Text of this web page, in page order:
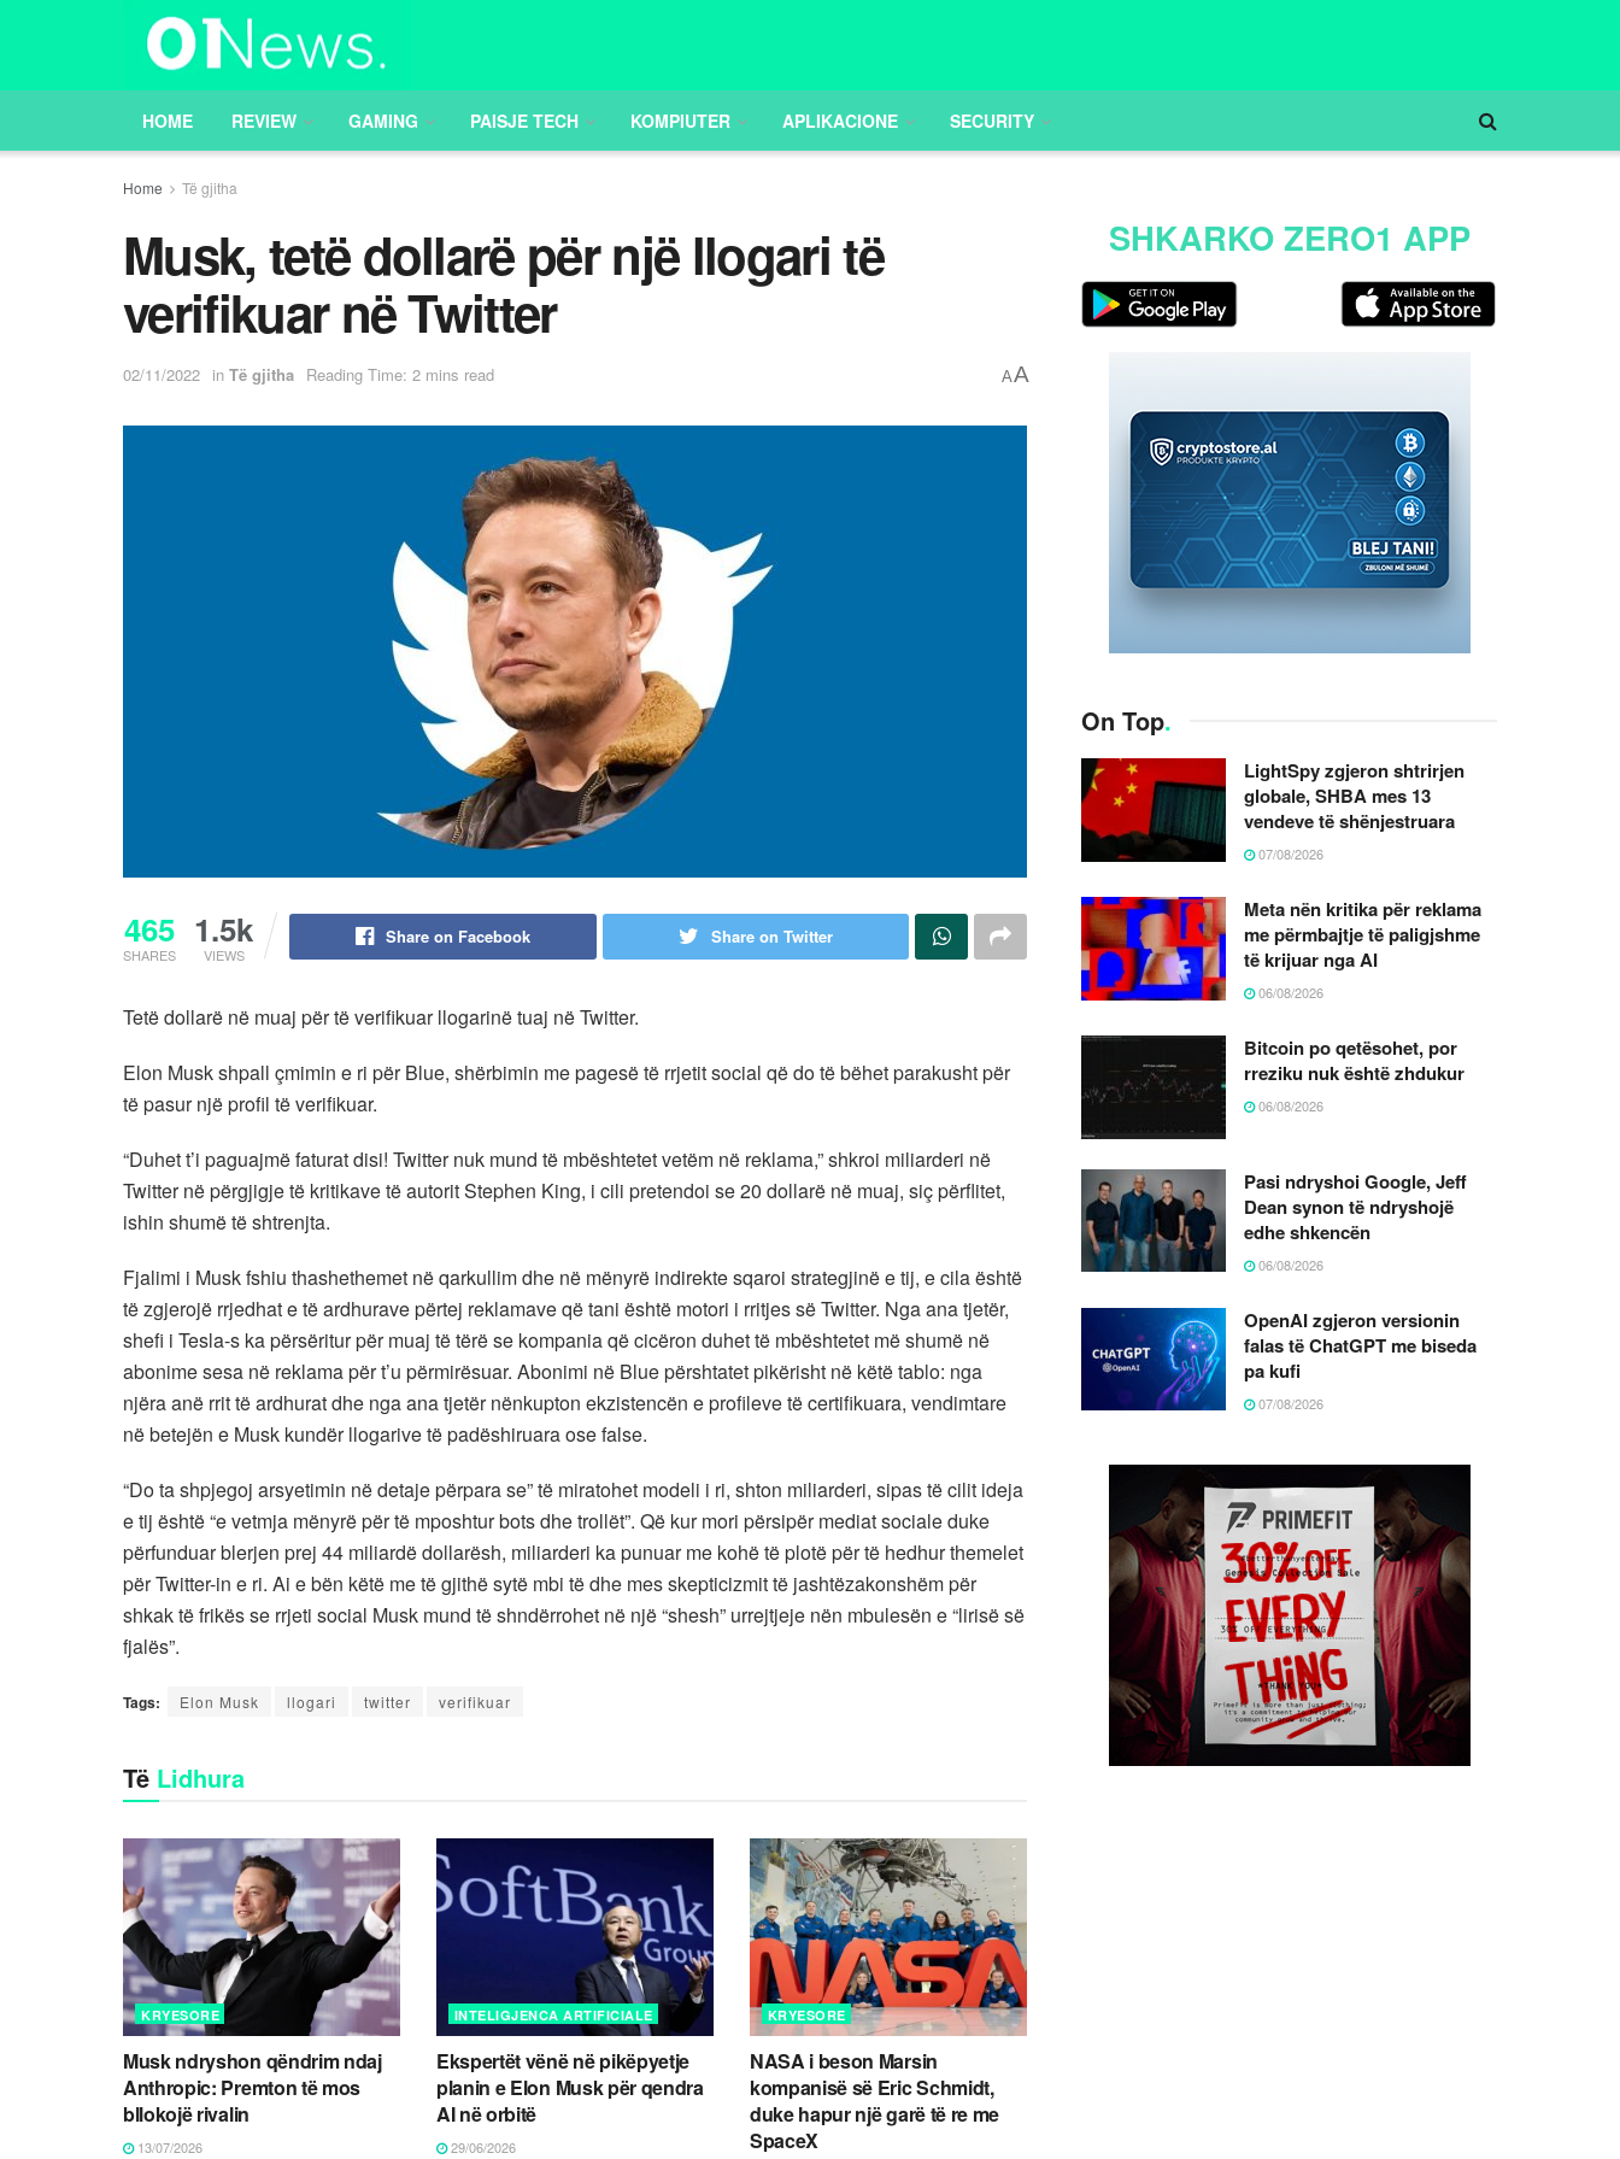
HOME REVIEW GAMING PAISJE TECH KOMPIUTER APLIKACIONE SECURITY
Home Të gjitha
Musk, tetë dollarë për një llogari të
verifikuar në Twitter
02/11/2022 in Të gjitha Reading Time: 2 mins read AA
465
SHARES
1.5k
VIEWS
Share on Facebook Share on Twitter
Tetë dollarë në muaj për të verifikuar llogarinë tuaj në Twitter.
Elon Musk shpall çmimin e ri për Blue, shërbimin me pagesë të rrjetit social që do të bëhet parakusht për
të pasur një profil të verifikuar.
“Duhet t’i paguajmë faturat disi! Twitter nuk mund të mbështetet vetëm në reklama,” shkroi miliarderi në
Twitter në përgjigje të kritikave të autorit Stephen King, i cili pretendoi se 20 dollarë në muaj, siç përflitet,
ishin shumë të shtrenjta.
Fjalimi i Musk fshiu thashethemet në qarkullim dhe në mënyrë indirekte sqaroi strategjinë e tij, e cila është
të zgjerojë rrjedhat e të ardhurave përtej reklamave që tani është motori i rritjes së Twitter. Nga ana tjetër,
shefi i Tesla-s ka përsëritur për muaj të tërë se kompania që cicëron duhet të mbështetet më shumë në
abonime sesa në reklama për t’u përmirësuar. Abonimi në Blue përshtatet pikërisht në këtë tablo: nga
njëra anë rrit të ardhurat dhe nga ana tjetër nënkupton ekzistencën e profileve të certifikuara, vendimtare
në betejën e Musk kundër llogarive të padëshiruara ose false.
“Do ta shpjegoj arsyetimin në detaje përpara se” të miratohet modeli i ri, shton miliarderi, sipas të cilit ideja
e tij është “e vetmja mënyrë për të mposhtur bots dhe trollët”. Që kur mori përsipër mediat sociale duke
përfunduar blerjen prej 44 miliardë dollarësh, miliarderi ka punuar me kohë të plotë për të hedhur themelet
për Twitter-in e ri. Ai e bën këtë me të gjithë sytë mbi të dhe mes skepticizmit të jashtëzakonshëm për
shkak të frikës se rrjeti social Musk mund të shndërrohet në një “shesh” urrejtjeje nën mbulesën e “lirisë së
fjalës”.
Tags: Elon Musk llogari twitter verifikuar
Të Lidhura
KRYESORE
Musk ndryshon qëndrim ndaj
Anthropic: Premton të mos
bllokojë rivalin
13/07/2026
INTELIGJENCA ARTIFICIALE
Ekspertët vënë në pikëpyetje
planin e Elon Musk për qendra
AI në orbitë
29/06/2026
KRYESORE
NASA i beson Marsin
kompanisë së Eric Schmidt,
duke hapur një garë të re me
SpaceX
SHKARKO ZERO1 APP
On Top.
LightSpy zgjeron shtrirjen
globale, SHBA mes 13
vendeve të shënjestruara
07/08/2026
Meta nën kritika për reklama
me përmbajtje të paligjshme
të krijuar nga AI
06/08/2026
Bitcoin po qetësohet, por
rreziku nuk është zhdukur
06/08/2026
Pasi ndryshoi Google, Jeff
Dean synon të ndryshojë
edhe shkencën
06/08/2026
OpenAI zgjeron versionin
falas të ChatGPT me biseda
pa kufi
07/08/2026